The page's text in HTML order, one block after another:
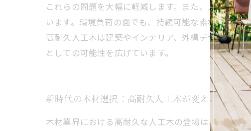
これらの問題を大幅に軽減します。また、人工木は
います。環境負荷の面でも、持続可能な素材利用へ
高耐久人工木は建築やインテリア、外構デザインに
としての可能性を広げています。
新時代の木材選択：高耐久人工木が変える建築と
木材業界における高耐久な人工木の登場は、従来の